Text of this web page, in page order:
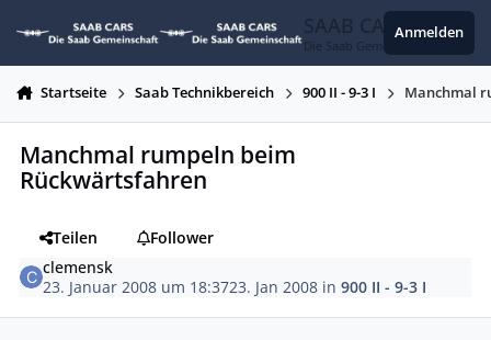
SAAB CARS
Die Saab Gemeinschaft
Anmelden
Startseite Saab Technikbereich 900 II - 9-3 I Manchmal
Manchmal rumpeln beim
Rückwärtsfahren
Teilen
Follower
clemensk
23. Januar 2008 um 18:3723. Jan 2008 in900 II - 9-3 I